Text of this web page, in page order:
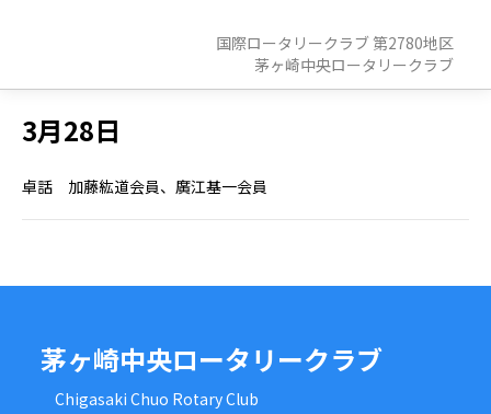
国際ロータリークラブ 第2780地区
茅ヶ崎中央ロータリークラブ
3月28日
卓話 加藤紘道会員、廣江基一会員
茅ヶ崎中央ロータリークラブ
Chigasaki Chuo Rotary Club